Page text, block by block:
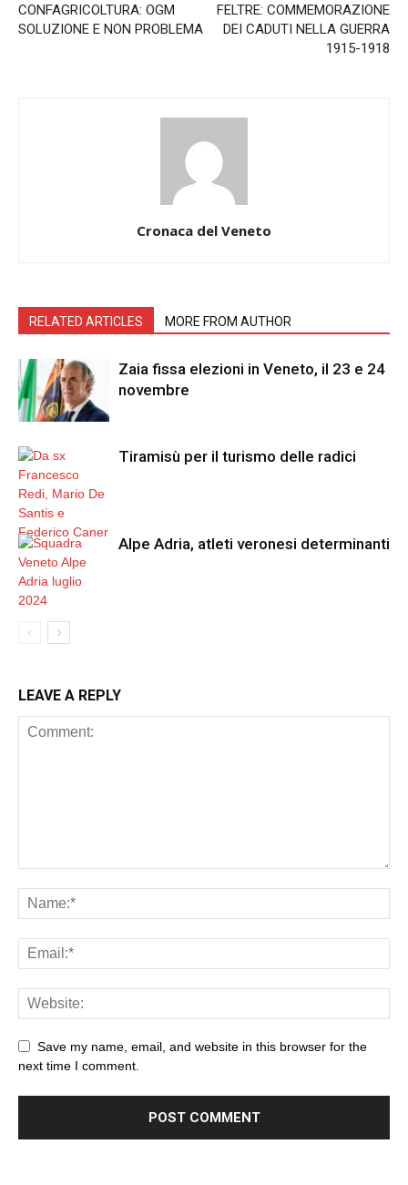
CONFAGRICOLTURA: OGM
SOLUZIONE E NON PROBLEMA
FELTRE: COMMEMORAZIONE
DEI CADUTI NELLA GUERRA
1915-1918
Cronaca del Veneto
RELATED ARTICLES MORE FROM AUTHOR
Zaia fissa elezioni in Veneto, il 23 e 24
novembre
Tiramisù per il turismo delle radici
Alpe Adria, atleti veronesi determinanti
LEAVE A REPLY
Save my name, email, and website in this browser for the
next time I comment.